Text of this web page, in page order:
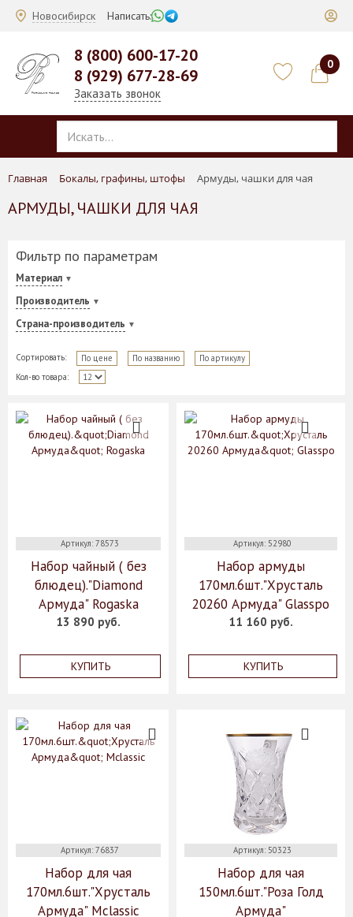
Новосибирск Написать:
8 (800) 600-17-20
8 (929) 677-28-69
Заказать звонок
0
Главная Бокалы, графины, штофы Армуды, чашки для чая
АРМУДЫ, ЧАШКИ ДЛЯ ЧАЯ
Фильтр по параметрам
Материал
Производитель
Страна-производитель
Сортировать: По цене По названию
По артикулу
Кол-во товара:
Артикул: 78573
Набор чайный ( без
блюдец)."Diamond
Армуда" Rogaska
13 890 руб.
КУПИТЬ
Артикул: 52980
Набор армуды
170мл.6шт."Хрусталь
20260 Армуда" Glasspo
11 160 руб.
КУПИТЬ
Артикул: 76837
Набор для чая
170мл.6шт."Хрусталь
Армуда" Mclassic
Артикул: 50323
Набор для чая
150мл.6шт."Роза Голд
Армуда"